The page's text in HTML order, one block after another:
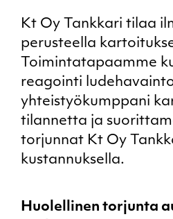
Kt Oy Tankkari tilaa
perusteella
Toimintatapaamme
reagointi
yhteistyökumppani
tilannetta ja
torjunnat Kt Oy
kustannuksella.
Huolellinen torjunta